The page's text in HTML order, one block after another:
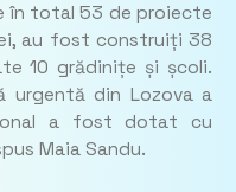
în total 53 de proiecte
au fost construiți 38
10 grădinițe și școli.
urgentă din Lozova a
a fost dotat cu
Maia Sandu.